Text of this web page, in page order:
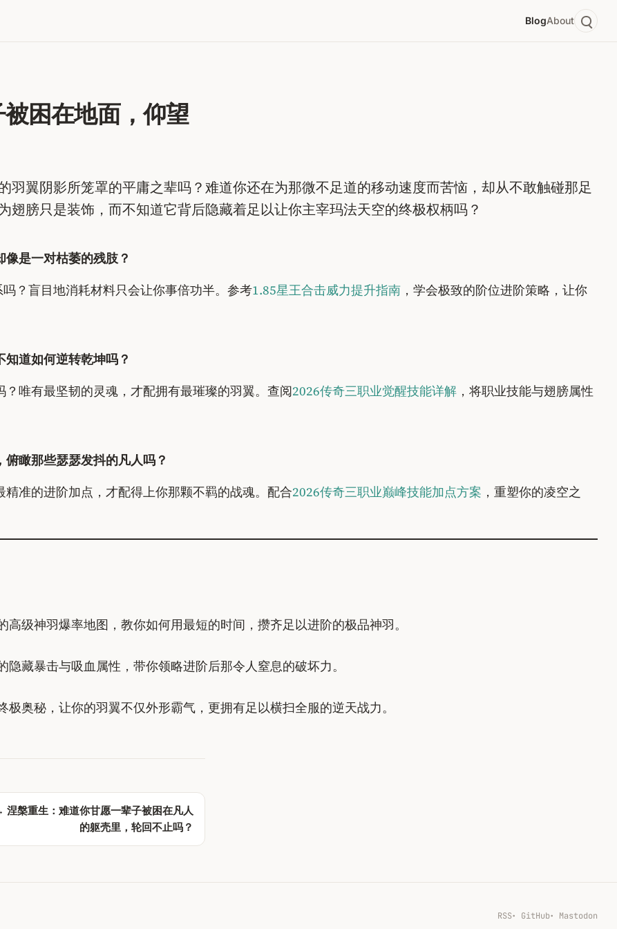
BlogAbout
困在地面，仰望
羽翼阴影所笼罩的平庸之辈吗？难道你还在为那微不足道的移动速度而苦恼，却从不敢触碰那足
翅膀只是装饰，而不知道它背后隐藏着足以让你主宰玛法天空的终极权柄吗？
是一对枯萎的残肢？
？盲目地消耗材料只会让你事倍功半。参考1.85星王合击威力提升指南 ，学会极致的阶位进阶策略，让你
道如何逆转乾坤吗？
唯有最坚韧的灵魂，才配拥有最璀璨的羽翼。查阅2026传奇三职业觉醒技能详解 ，将职业技能与翅膀属性
瞰那些瑟瑟发抖的凡人吗？
准的进阶加点，才配得上你那颗不羁的战魂。配合2026传奇三职业巅峰技能加点方案 ，重塑你的凌空之
级神羽爆率地图，教你如何用最短的时间，攒齐足以进阶的极品神羽。
藏暴击与吸血属性，带你领略进阶后那令人窒息的破坏力。
奥秘，让你的羽翼不仅外形霸气，更拥有足以横扫全服的逆天战力。
涅槃重生：难道你甘愿一辈子被困在凡人
的躯壳里，轮回不止吗？
RSS GitHub Mastodon